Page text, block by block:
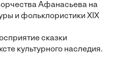
Афанасьева на
и фольклористики XIX
сказки
культурного наследия.